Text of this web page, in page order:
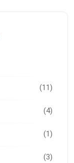
(11)
(4)
(1)
(3)